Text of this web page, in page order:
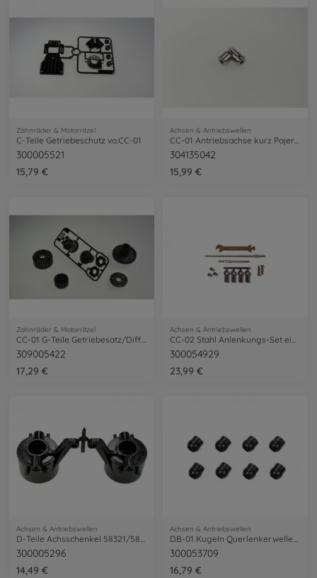
Zahnräder & Motorritzel
C-Teile Getriebeschutz vo.CC-01
300005521
15,79 €
Achsen & Antriebswellen
304135042
15,99 €
Zahnräder & Motorritzel
309005422
17,29 €
Achsen & Antriebswellen
300054929
23,99 €
Achsen & Antriebswellen
D-Teile Achsschenkel 58321/58232/58256
300005296
14,49 €
Achsen & Antriebswellen
DB-01 Kugeln Querlenkerwellen (8)Fl.bes.
300053709
16,79 €